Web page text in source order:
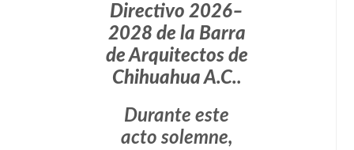
Directivo 2026–
2028 de la Barra
de Arquitectos de
Chihuahua A.C..
Durante este
acto solemne,